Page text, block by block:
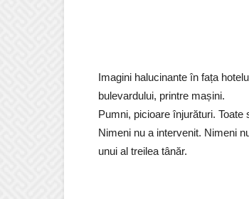
Imagini halucinante în fața
bulevardului, printre mașini.
Pumni, picioare înjurături.
Nimeni nu a intervenit. Nimeni
unui al treilea tânăr.